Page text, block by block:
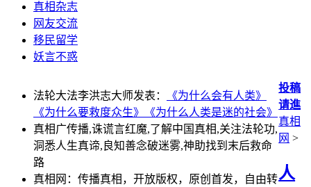
真相杂志
网友交流
移民留学
妖言不惑
法轮大法李洪志大师发表：
《为什么会有人类》
《为什么要救度众生》
《为什么人类是迷的社会》
真相广传播,诛谎言红魔,了解中国真相,关注法轮功,
洞悉人生真谛,良知善念破迷雾,神助找到末后救命
路
真相网：传播真相，开放版权，原创首发，自由转
投稿
请進
真相
网 >
人